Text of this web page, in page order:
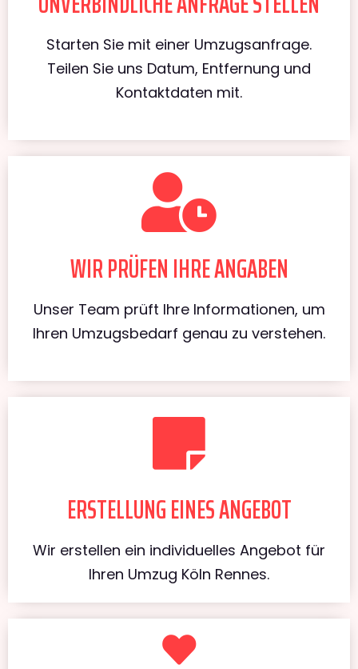
Starten Sie mit einer Umzugsanfrage.
Teilen Sie uns Datum, Entfernung und
Kontaktdaten mit.
WIR PRÜFEN IHRE ANGABEN
Unser Team prüft Ihre Informationen, um
Ihren Umzugsbedarf genau zu verstehen.
ERSTELLUNG EINES ANGEBOT
Wir erstellen ein individuelles Angebot für
Ihren Umzug Köln Rennes.